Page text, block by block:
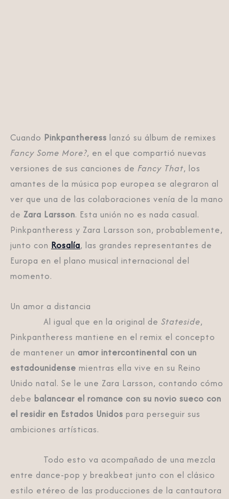
Cuando Pinkpantheress lanzó su álbum de remixes
Fancy Some More?, en el que compartió nuevas
versiones de sus canciones de Fancy That, los
amantes de la música pop europea se alegraron al
ver que una de las colaboraciones venía de la mano
de Zara Larsson. Esta unión no es nada casual.
Pinkpantheress y Zara Larsson son, probablemente,
junto con Rosalía, las grandes representantes de
Europa en el plano musical internacional del
momento.
Un amor a distancia
Al igual que en la original de Stateside,
Pinkpantheress mantiene en el remix el concepto
de mantener un amor intercontinental con un
estadounidense mientras ella vive en su Reino
Unido natal. Se le une Zara Larsson, contando cómo
debe balancear el romance con su novio sueco con
el residir en Estados Unidos para perseguir sus
ambiciones artísticas.
Todo esto va acompañado de una mezcla
entre dance-pop y breakbeat junto con el clásico
estilo etéreo de las producciones de la cantautora